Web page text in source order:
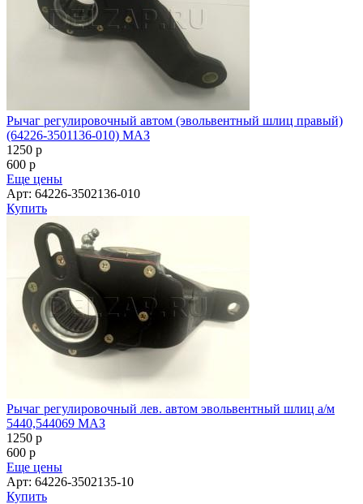
Рычаг регулировочный автом (эвольвентный шлиц правый)
(64226-3501136-010) МАЗ
1250 p
600 p
Еще цены
Арт: 64226-3502136-010
Купить
Рычаг регулировочный лев. автом эвольвентный шлиц а/м
5440,544069 МАЗ
1250 p
600 p
Еще цены
Арт: 64226-3502135-10
Купить